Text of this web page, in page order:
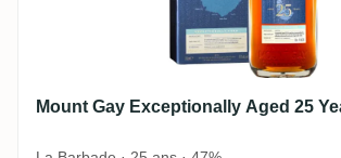
Mount Gay Exceptionally Aged 25